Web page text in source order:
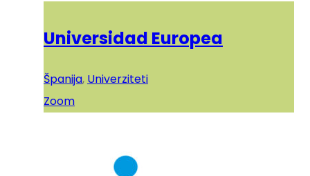
Universidad Europea
Španija, Univerziteti
Zoom